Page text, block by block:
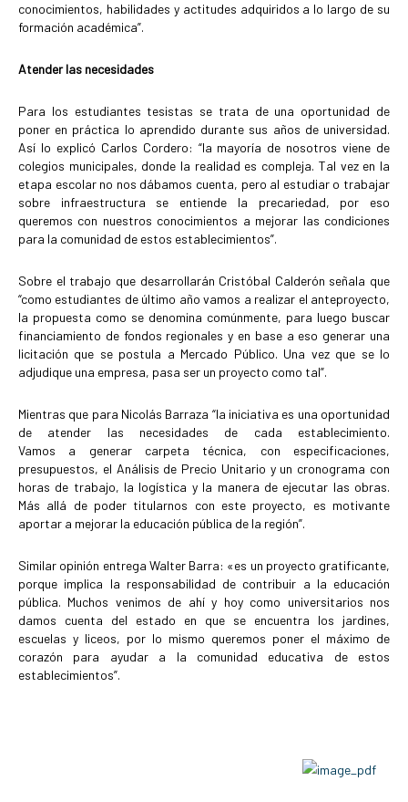
conocimientos, habilidades y actitudes adquiridos a lo largo de su
formación académica”.
Atender las necesidades
Para los estudiantes tesistas se trata de una oportunidad de
poner en práctica lo aprendido durante sus años de universidad.
Así lo explicó Carlos Cordero: “la mayoría de nosotros viene de
colegios municipales, donde la realidad es compleja. Tal vez en la
etapa escolar no nos dábamos cuenta, pero al estudiar o trabajar
sobre infraestructura se entiende la precariedad, por eso
queremos con nuestros conocimientos a mejorar las condiciones
para la comunidad de estos establecimientos”.
Sobre el trabajo que desarrollarán Cristóbal Calderón señala que
“como estudiantes de último año vamos a realizar el anteproyecto,
la propuesta como se denomina comúnmente, para luego buscar
financiamiento de fondos regionales y en base a eso generar una
licitación que se postula a Mercado Público. Una vez que se lo
adjudique una empresa, pasa ser un proyecto como tal”.
Mientras que para Nicolás Barraza “la iniciativa es una oportunidad
de atender las necesidades de cada establecimiento.
Vamos a generar carpeta técnica, con especificaciones,
presupuestos, el Análisis de Precio Unitario y un cronograma con
horas de trabajo, la logística y la manera de ejecutar las obras.
Más allá de poder titularnos con este proyecto, es motivante
aportar a mejorar la educación pública de la región”.
Similar opinión entrega Walter Barra: «es un proyecto gratificante,
porque implica la responsabilidad de contribuir a la educación
pública. Muchos venimos de ahí y hoy como universitarios nos
damos cuenta del estado en que se encuentra los jardines,
escuelas y liceos, por lo mismo queremos poner el máximo de
corazón para ayudar a la comunidad educativa de estos
establecimientos”.